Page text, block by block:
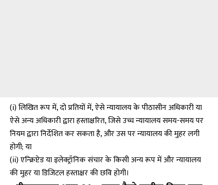
(i) लिखित रूप में, दो प्रतियों में, ऐसे न्यायालय के पीठासीन अधिकारी या
ऐसे अन्य अधिकारी द्वारा हस्ताक्षरित, जिसे उच्च न्यायालय समय-समय पर
नियम द्वारा निर्देशित कर सकता है, और उस पर न्यायालय की मुहर लगी
होगी; या
(ii) एन्क्रिप्टेड या इलेक्ट्रॉनिक संचार के किसी अन्य रूप में और न्यायालय
की मुहर या डिजिटल हस्ताक्षर की छवि होगी।